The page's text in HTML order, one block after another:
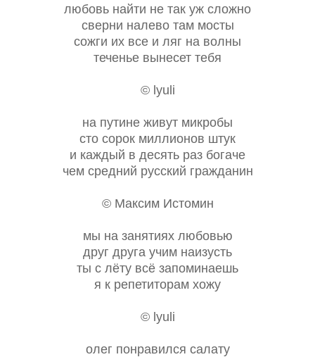
любовь найти не так уж сложно
сверни налево там мосты
сожги их все и ляг на волны
теченье вынесет тебя
© lyuli
на путине живут микробы
сто сорок миллионов штук
и каждый в десять раз богаче
чем средний русский гражданин
© Максим Истомин
мы на занятиях любовью
друг друга учим наизусть
ты с лёту всё запоминаешь
я к репетиторам хожу
© lyuli
олег понравился салату